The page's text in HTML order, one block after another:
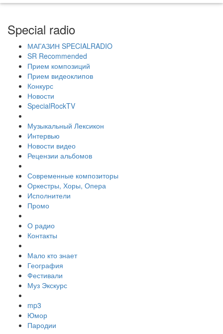
Special radio
МАГАЗИН SPECIALRADIO
SR Recommended
Прием композиций
Прием видеоклипов
Конкурс
Новости
SpecialRockTV
Музыкальный Лексикон
Интервью
Новости видео
Рецензии альбомов
Современные композиторы
Оркестры, Хоры, Опера
Исполнители
Промо
О радио
Контакты
Мало кто знает
География
Фестивали
Муз Экскурс
mp3
Юмор
Пародии